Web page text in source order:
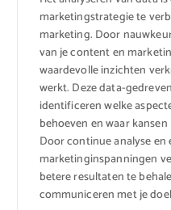
marketingstrategie te
marketing. Door
van je content en
waardevolle inzichten
werkt. Deze data-
identificeren welke
behoeven en waar
Door continue analyse
marketinginspanningen
betere resultaten te
communiceren met je